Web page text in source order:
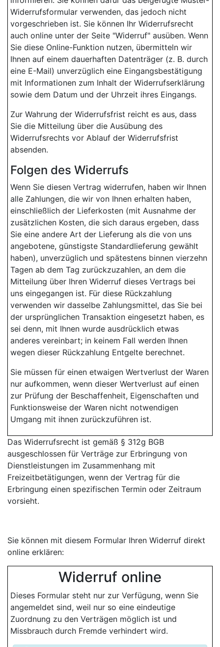
Widerrufsformular verwenden, das jedoch nicht
vorgeschrieben ist. Sie können Ihr Widerrufsrecht
auch online unter der Seite "Widerruf" ausüben. Wenn
Sie diese Online-Funktion nutzen, übermitteln wir
Ihnen auf einem dauerhaften Datenträger (z. B. durch
eine E-Mail) unverzüglich eine Eingangsbestätigung
mit Informationen zum Inhalt der Widerrufserklärung
sowie dem Datum und der Uhrzeit ihres Eingangs.
Zur Wahrung der Widerrufsfrist reicht es aus, dass
Sie die Mitteilung über die Ausübung des
Widerrufsrechts vor Ablauf der Widerrufsfrist
absenden.
Folgen des Widerrufs
Wenn Sie diesen Vertrag widerrufen, haben wir Ihnen
alle Zahlungen, die wir von Ihnen erhalten haben,
einschließlich der Lieferkosten (mit Ausnahme der
zusätzlichen Kosten, die sich daraus ergeben, dass
Sie eine andere Art der Lieferung als die von uns
angebotene, günstigste Standardlieferung gewählt
haben), unverzüglich und spätestens binnen vierzehn
Tagen ab dem Tag zurückzuzahlen, an dem die
Mitteilung über Ihren Widerruf dieses Vertrags bei
uns eingegangen ist. Für diese Rückzahlung
verwenden wir dasselbe Zahlungsmittel, das Sie bei
der ursprünglichen Transaktion eingesetzt haben, es
sei denn, mit Ihnen wurde ausdrücklich etwas
anderes vereinbart; in keinem Fall werden Ihnen
wegen dieser Rückzahlung Entgelte berechnet.
Sie müssen für einen etwaigen Wertverlust der Waren
nur aufkommen, wenn dieser Wertverlust auf einen
zur Prüfung der Beschaffenheit, Eigenschaften und
Funktionsweise der Waren nicht notwendigen
Umgang mit ihnen zurückzuführen ist.
Das Widerrufsrecht ist gemäß § 312g BGB
ausgeschlossen für Verträge zur Erbringung von
Dienstleistungen im Zusammenhang mit
Freizeitbetätigungen, wenn der Vertrag für die
Erbringung einen spezifischen Termin oder Zeitraum
vorsieht.
Sie können mit diesem Formular Ihren Widerruf direkt
online erklären:
Widerruf online
Dieses Formular steht nur zur Verfügung, wenn Sie
angemeldet sind, weil nur so eine eindeutige
Zuordnung zu den Verträgen möglich ist und
Missbrauch durch Fremde verhindert wird.